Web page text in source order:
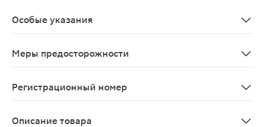
Особые указания
Меры предосторожности
Регистрационный номер
Описание товара